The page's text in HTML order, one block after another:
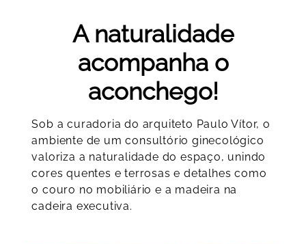
A naturalidade
acompanha o
aconchego!
Sob a curadoria do arquiteto Paulo Vítor, o
ambiente de um consultório ginecológico
valoriza a naturalidade do espaço, unindo
cores quentes e terrosas e detalhes como
o couro no mobiliário e a madeira na
cadeira executiva.